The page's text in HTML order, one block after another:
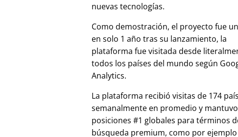
nuevas tecnologías.
Como demostración, el proyecto fue
en solo 1 año tras su lanzamiento, la
plataforma fue visitada desde
todos los países del mundo según
Analytics.
La plataforma recibió visitas de 174
semanalmente en promedio y mantuvo
posiciones #1 globales para términos
búsqueda premium, como por ejemplo